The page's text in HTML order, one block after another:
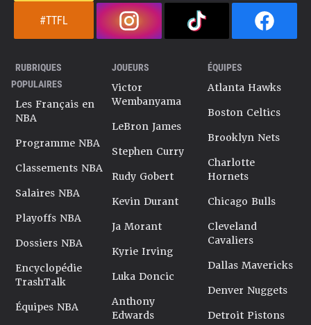
#TTFL
RUBRIQUES
POPULAIRES
Les Français en
NBA
Programme NBA
Classements NBA
Salaires NBA
Playoffs NBA
Dossiers NBA
Encyclopédie
TrashTalk
Équipes NBA
JOUEURS
Victor
Wembanyama
LeBron James
Stephen Curry
Rudy Gobert
Kevin Durant
Ja Morant
Kyrie Irving
Luka Doncic
Anthony
Edwards
ÉQUIPES
Atlanta Hawks
Boston Celtics
Brooklyn Nets
Charlotte
Hornets
Chicago Bulls
Cleveland
Cavaliers
Dallas Mavericks
Denver Nuggets
Detroit Pistons